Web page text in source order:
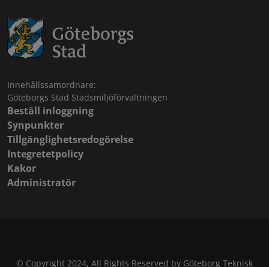
Innehållssamordnare:
Göteborgs Stad Stadsmiljöförvaltningen
Beställ inloggning
Synpunkter
Tillgänglighetsredogörelse
Integretetpolicy
Kakor
Administratör
© Copyright 2024, All Rights Reserved by Göteborg Teknisk